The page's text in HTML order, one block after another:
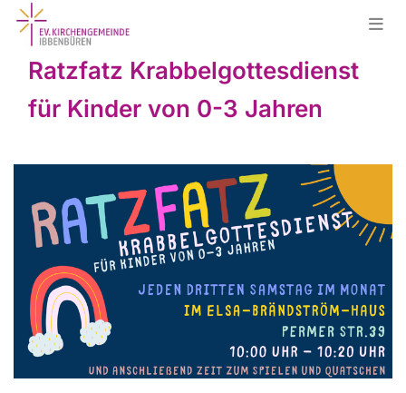
Ratzfatz Krabbelgottesdienst
für Kinder von 0-3 Jahren